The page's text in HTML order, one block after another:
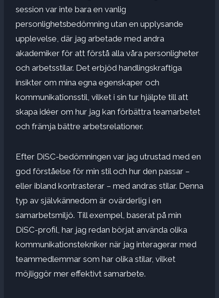
session var inte bara en vanlig
personlighetsbedömning utan en upplysande
upplevelse, där jag arbetade med andra
akademiker för att förstå alla våra personligheter
och arbetsstilar. Det erbjöd handlingskraftiga
insikter om mina egna egenskaper och
kommunikationsstil, vilket i sin tur hjälpte till att
skapa idéer om hur jag kan förbättra teamarbetet
och främja bättre arbetsrelationer.
Efter DiSC-bedömningen var jag utrustad med en
god förståelse för min stil och hur den passar –
eller ibland kontrasterar – med andras stilar. Denna
typ av självkännedom är ovärderlig i en
samarbetsmiljö. Till exempel, baserat på min
DiSC-profil, har jag redan börjat använda olika
kommunikationstekniker när jag interagerar med
teammedlemmar som har olika stilar, vilket
möjliggör mer effektivt samarbete.